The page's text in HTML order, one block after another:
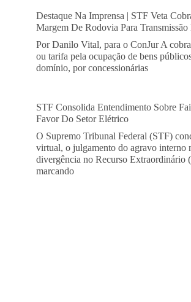
Destaque Na Imprensa | STF Veta
Margem De Rodovia Para Transmissão
Por Danilo Vital, para o ConJur A
ou tarifa pela ocupação de bens
domínio, por concessionárias
STF Consolida Entendimento Sobre
Favor Do Setor Elétrico
O Supremo Tribunal Federal (STF)
virtual, o julgamento do agravo interno
divergência no Recurso Extraordinário
marcando